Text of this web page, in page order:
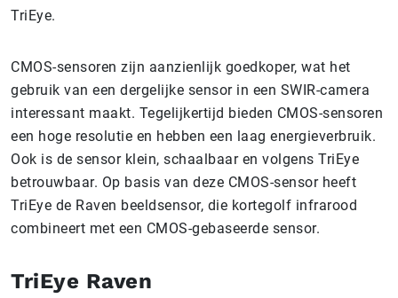
TriEye.
CMOS-sensoren zijn aanzienlijk goedkoper, wat het
gebruik van een dergelijke sensor in een SWIR-camera
interessant maakt. Tegelijkertijd bieden CMOS-sensoren
een hoge resolutie en hebben een laag energieverbruik.
Ook is de sensor klein, schaalbaar en volgens TriEye
betrouwbaar. Op basis van deze CMOS-sensor heeft
TriEye de Raven beeldsensor, die kortegolf infrarood
combineert met een CMOS-gebaseerde sensor.
TriEye Raven